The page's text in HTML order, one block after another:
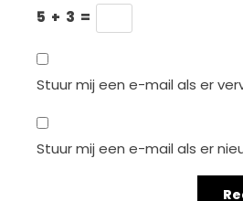
5 + 3 =
Stuur mij een e-mail als er
Stuur mij een e-mail als er